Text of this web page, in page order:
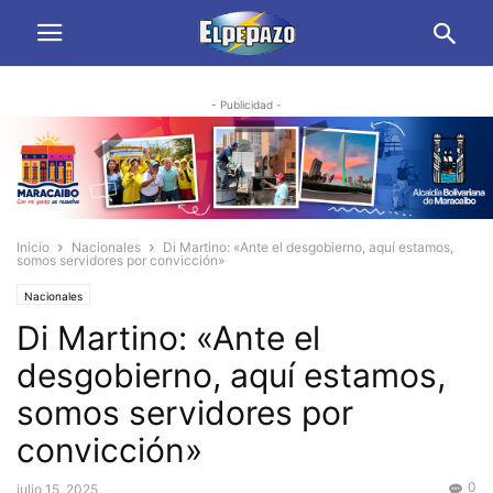
- Publicidad -
Inicio Nacionales
Di Martino: «Ante el desgobierno, aquí estamos,
somos servidores por convicción»
Nacionales
Di Martino: «Ante el
desgobierno, aquí estamos,
somos servidores por
convicción»
julio 15, 2025 0